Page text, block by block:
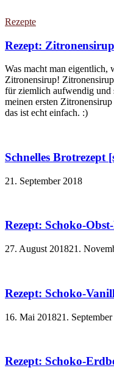
Rezepte
Rezept:
Was macht man eigentlich,
Zitronensirup!
für ziemlich aufwendig
meinen ersten
das ist echt einfach. :)
Schnelles Brotrezept
21. September 2018
Rezept: Schoko-
27. August 201821.
Rezept: Schoko-
16. Mai 201821.
Rezept: Schoko-